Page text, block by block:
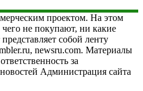
проектом. На этом
не покупают, ни какие
собой ленту
newsru.com. Материалы
за
Администрация сайта